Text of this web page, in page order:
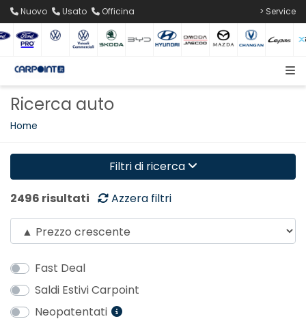
Nuovo Usato Officina > Service
Ricerca auto
Home
Filtri di ricerca
2496 risultati Azzera filtri
Fast Deal
Saldi Estivi Carpoint
Neopatentati